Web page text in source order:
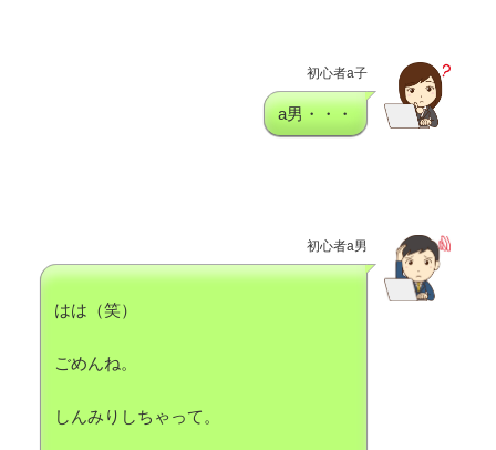
初心者a子
a男・・・
初心者a男
はは（笑）
ごめんね。
しんみりしちゃって。